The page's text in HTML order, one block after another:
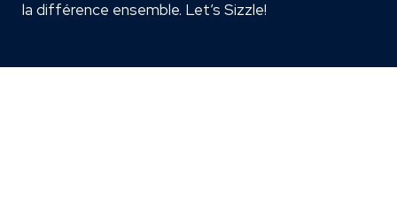
la différence ensemble. Let’s Sizzle!